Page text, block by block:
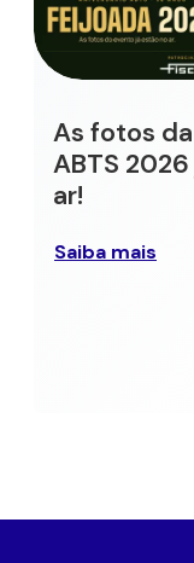
As fotos
ABTS
ar!
Saiba mais